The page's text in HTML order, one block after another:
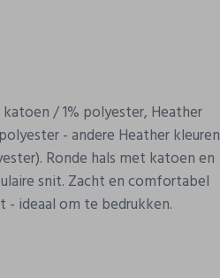
/ 1% polyester, Heather
- andere Heather kleuren
Ronde hals met katoen en
snit. Zacht en comfortabel
- ideaal om te bedrukken.